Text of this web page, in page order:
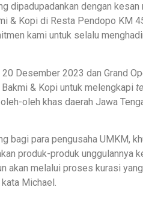
dipadupadankan dengan kesan
& Kopi di Resta Pendopo KM
kami untuk selalu
Desember 2023 dan Grand
& Kopi untuk melengkapi
oleh khas daerah Jawa
bagi para pengusaha UMKM,
produk-produk unggulannya
akan melalui proses kurasi
Michael.